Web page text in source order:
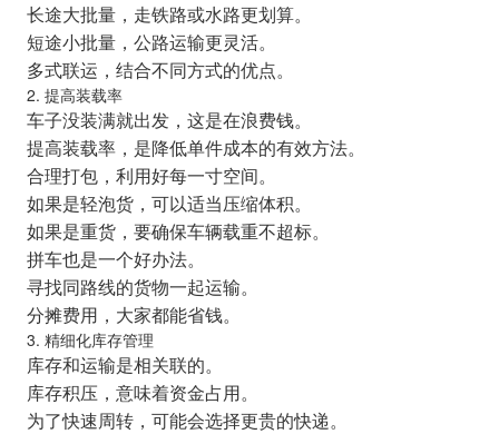
长途大批量，走铁路或水路更划算。
短途小批量，公路运输更灵活。
多式联运，结合不同方式的优点。
2. 提高装载率
车子没装满就出发，这是在浪费钱。
提高装载率，是降低单件成本的有效方法。
合理打包，利用好每一寸空间。
如果是轻泡货，可以适当压缩体积。
如果是重货，要确保车辆载重不超标。
拼车也是一个好办法。
寻找同路线的货物一起运输。
分摊费用，大家都能省钱。
3. 精细化库存管理
库存和运输是相关联的。
库存积压，意味着资金占用。
为了快速周转，可能会选择更贵的快递。